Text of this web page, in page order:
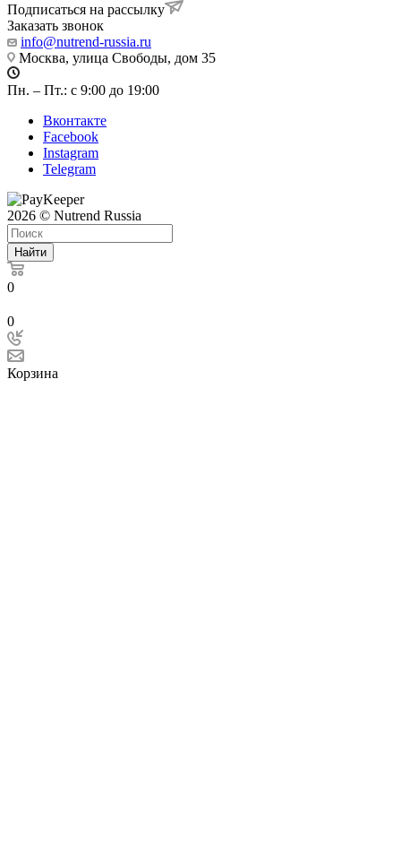
Подписаться на рассылку
Заказать звонок
info@nutrend-russia.ru
Москва, улица Свободы, дом 35
Пн. – Пт.: с 9:00 до 19:00
Вконтакте
Facebook
Instagram
Telegram
2026 © Nutrend Russia
Найти
0
0
Корзина